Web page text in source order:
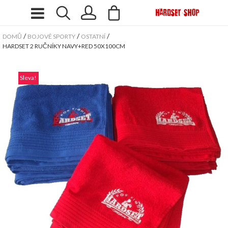
DOMŮ / BOJOVÉ SPORTY / OSTATNÍ /
HARDSET 2 RUČNÍKY NAVY+RED 50X100CM
Sleva!